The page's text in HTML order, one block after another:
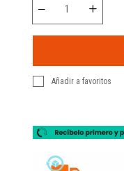
Añadir a favoritos